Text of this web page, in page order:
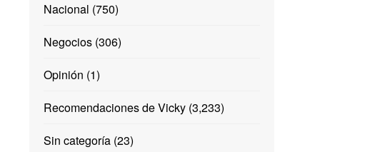
Nacional (750)
Negocios(306)
Opinión (1)
Recomendaciones de Vicky(3,233)
Sin categoría(23)